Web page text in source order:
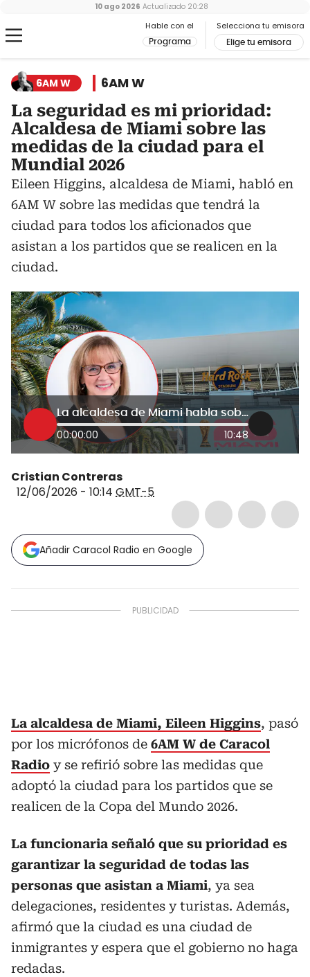
Hable con el
Programa
Selecciona tu emisora
Elige tu emisora
10 ago 2026 Actualizado 20:28
6AM W 6AM W
La seguridad es mi prioridad:
Alcaldesa de Miami sobre las
medidas de la ciudad para el
Mundial 2026
Eileen Higgins, alcaldesa de Miami, habló en
6AM W sobre las medidas que tendrá la
ciudad para todos los aficionados que
asistan a los partidos que se realicen en la
ciudad.
La alcaldesa de Miami habla sobre las medidas que tomó la ciudad para los partidos del Mundial 2026
00:00:00 10:48
Cristian Contreras
12/06/2026 - 10:14 GMT-5
Añadir Caracol Radio en Google
La alcaldesa de Miami, Eileen Higgins, pasó
por los micrófonos de 6AM W de Caracol
Radio y se refirió sobre las medidas que
adoptó la ciudad para los partidos que se
realicen de la Copa del Mundo 2026.
La funcionaria señaló que su prioridad es
garantizar la seguridad de todas las
personas que asistan a Miami, ya sea
delegaciones, residentes y turistas. Además,
afirmó que la ciudad es una ciudad de
inmigrantes y espera que el gobierno no haga
redadas.